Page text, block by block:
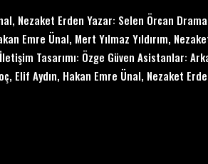
Nezaket Erden Yazar: Selen Örcan
Emre Ünal, Mert Yılmaz Yıldırım,
Tasarımı: Özge Güven Asistanlar:
Elif Aydın, Hakan Emre Ünal, Nezaket